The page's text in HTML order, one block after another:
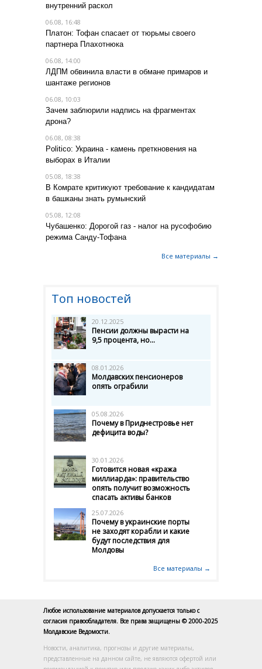
внутренний раскол
06.08, 16:48
Платон: Тофан спасает от тюрьмы своего
партнера Плахотнюка
06.08, 14:00
ЛДПМ обвинила власти в обмане примаров и
шантаже регионов
06.08, 10:03
Зачем заблюрили надпись на фрагментах
дрона?
06.08, 08:38
Politico: Украина - камень преткновения на
выборах в Италии
05.08, 18:38
В Комрате критикуют требование к кандидатам
в башканы знать румынский
05.08, 12:08
Чубашенко: Дорогой газ - налог на русофобию
режима Санду-Тофана
Все материалы →
Топ новостей
20.12.2025
Пенсии должны вырасти на
9,5 процента, но...
08.01.2026
Молдавских пенсионеров
опять ограбили
05.08.2026
Почему в Приднестровье нет
дефицита воды?
30.01.2026
Готовится новая «кража
миллиарда»: правительство
опять получит возможность
спасать активы банков
25.07.2026
Почему в украинские порты
не заходят корабли и какие
будут последствия для
Молдовы
Все материалы →
Любое использование материалов допускается только с
согласия правообладателя. Все права защищены © 2000-2025
Молдавские Ведомости.
Новости, аналитика, прогнозы и другие материалы,
представленные на данном сайте, не являются офертой или